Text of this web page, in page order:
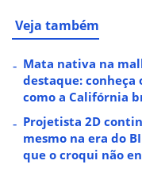
Veja também
Mata nativa na
destaque:
como a Califórnia
Projetista 2D
mesmo na era do
que o croqui não